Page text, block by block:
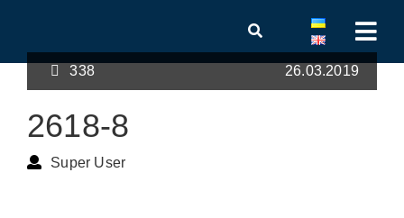
338 26.03.2019
2618-8
Super User